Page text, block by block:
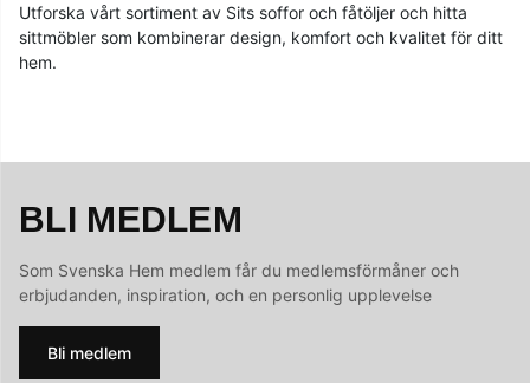
Utforska vårt sortiment av Sits soffor och fåtöljer och hitta
sittmöbler som kombinerar design, komfort och kvalitet för ditt
hem.
BLI MEDLEM
Som Svenska Hem medlem får du medlemsförmåner och
erbjudanden, inspiration, och en personlig upplevelse
Bli medlem